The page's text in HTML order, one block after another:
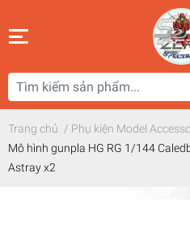
Trang chủ / Phụ kiện Model
Mô hình gunpla HG RG 1/144
Astray x2